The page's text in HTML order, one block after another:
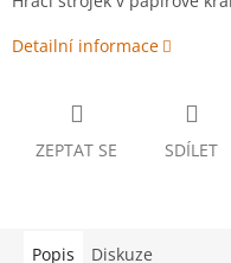
Detailní informace
ZEPTAT SE SDÍLET
Popis Diskuze